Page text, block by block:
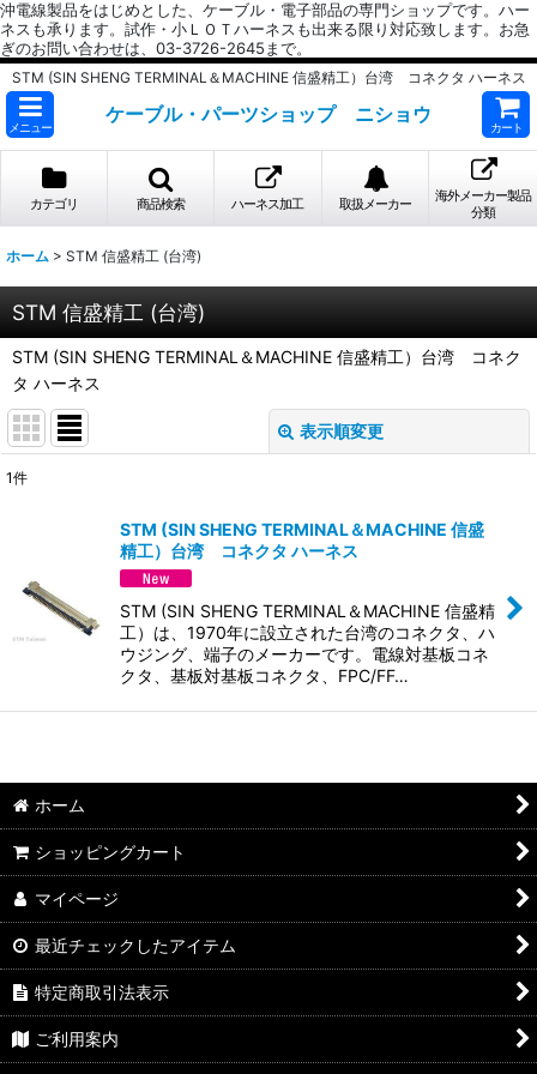
沖電線製品をはじめとした、ケーブル・電子部品の専門ショップです。ハー
ネスも承ります。試作・小ＬＯＴハーネスも出来る限り対応致します。お急
ぎのお問い合わせは、03-3726-2645まで。
STM (SIN SHENG TERMINAL＆MACHINE 信盛精工）台湾 コネクタ ハーネス
メニュー
ケーブル・パーツショップ ニショウ
カート
カテゴリ 商品検索 ハーネス加工 取扱メーカー
海外メーカー製品
分類
ホーム > STM 信盛精工 (台湾)
STM 信盛精工 (台湾)
STM (SIN SHENG TERMINAL＆MACHINE 信盛精工）台湾 コネク
タ ハーネス
表示順変更
絞り込む
1件
STM (SIN SHENG TERMINAL＆MACHINE 信盛
精工）台湾 コネクタ ハーネス
STM (SIN SHENG TERMINAL＆MACHINE 信盛精
工）は、1970年に設立された台湾のコネクタ、ハ
ウジング、端子のメーカーです。電線対基板コネ
クタ、基板対基板コネクタ、FPC/FF…
ホーム
ショッピングカート
マイページ
最近チェックしたアイテム
特定商取引法表示
ご利用案内